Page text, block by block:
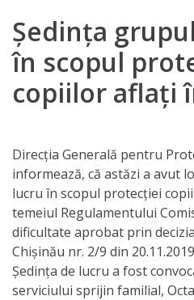
DGPDC
Subdiviziuni/
Structura
Orarul
audienței
Managementul
instituției
Ședința
în scopul
copiilor aflați
Direcția Generală pentru
informează, că astăzi a avut
lucru în scopul protecției
temeiul Regulamentului
dificultate aprobat prin
Chișinău nr. 2/9 din
Ședința de lucru a fost
serviciului sprijin familial,